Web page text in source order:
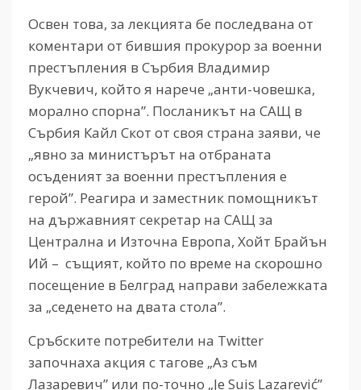
Освен това, за лекцията бе последвана от
коментари от бившия прокурор за военни
престъпления в Сърбия Владимир
Вукчевич, който я нарече „анти-човешка,
морално спорна”. Посланикът на САЩ в
Сърбия Кайл Скот от своя страна заяви, че
„явно за министърът на отбраната
осъденият за военни престъпления е
герой”. Реагира и заместник помощникът
на държавният секретар на САЩ за
Централна и Източна Европа, Хойт Брайън
Ий – същият, който по време на скорошно
посещение в Белград направи забележката
за „седенето на двата стола”.
Сръбските потребители на Twitter
започнаха акция с тагове „Аз съм
Лазаревич” или по-точно „Je Suis Lazarević”